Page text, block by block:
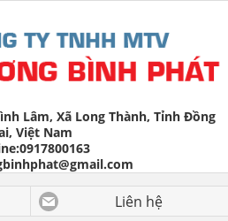
Lâm, Xã Long Thành, Tỉnh Đồng
Việt Nam
0917800163
Liên hệ